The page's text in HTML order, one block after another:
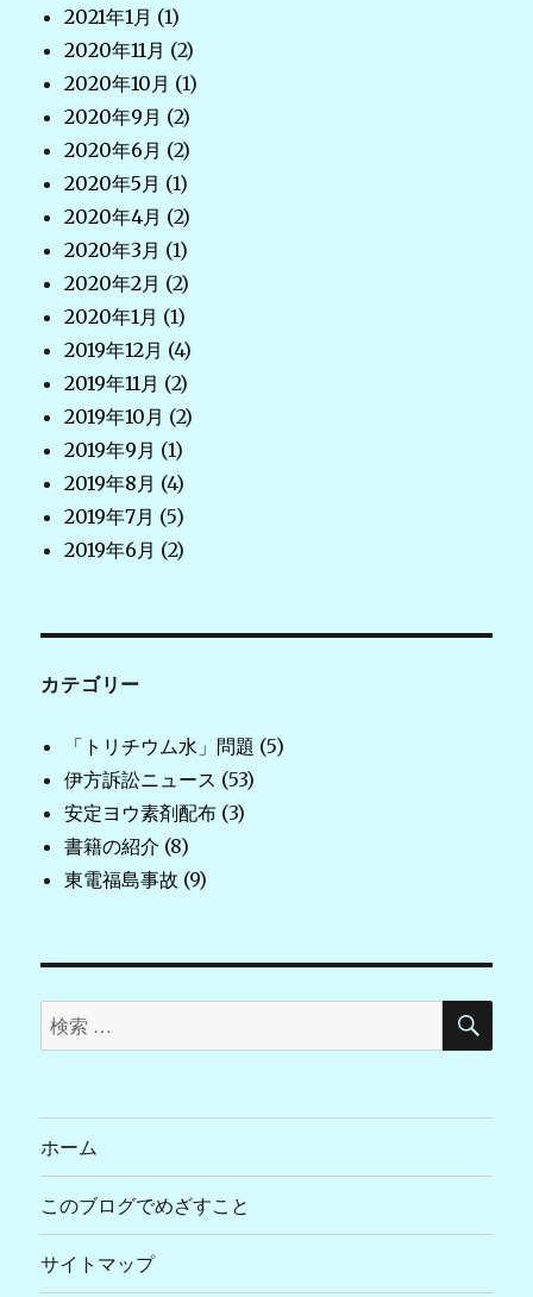
2021年1月 (1)
2020年11月 (2)
2020年10月 (1)
2020年9月 (2)
2020年6月 (2)
2020年5月 (1)
2020年4月 (2)
2020年3月 (1)
2020年2月 (2)
2020年1月 (1)
2019年12月 (4)
2019年11月 (2)
2019年10月 (2)
2019年9月 (1)
2019年8月 (4)
2019年7月 (5)
2019年6月 (2)
カテゴリー
「トリチウム水」問題 (5)
伊方訴訟ニュース (53)
安定ヨウ素剤配布 (3)
書籍の紹介 (8)
東電福島事故 (9)
検
索
象:
検
ホーム
このブログでめざすこと
サイトマップ